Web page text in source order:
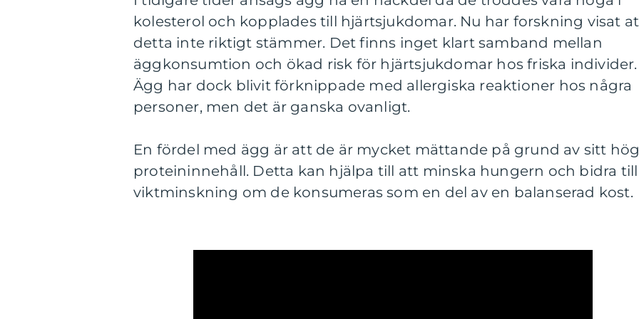
kolesterol och kopplades till hjärtsjukdomar. Nu har forskning visat
detta inte riktigt stämmer. Det finns inget klart samband mellan
äggkonsumtion och ökad risk för hjärtsjukdomar hos friska individer.
Ägg har dock blivit förknippade med allergiska reaktioner hos några
personer, men det är ganska ovanligt.
En fördel med ägg är att de är mycket mättande på grund av sitt
proteininnehåll. Detta kan hjälpa till att minska hungern och bidra till
viktminskning om de konsumeras som en del av en balanserad kost.